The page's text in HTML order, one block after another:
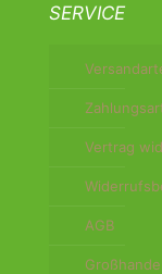
SERVICE
Vertrag
AGB